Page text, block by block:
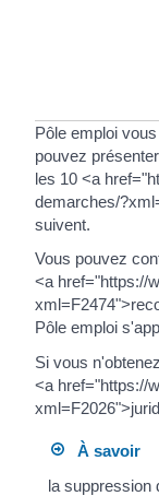
Pôle emploi
pouvez
les 10 <a
demarches/
suivent.
Vous pouvez
<a href="https://
Pôle emploi
Si vous
<a href="https://
À savoir
la suppression